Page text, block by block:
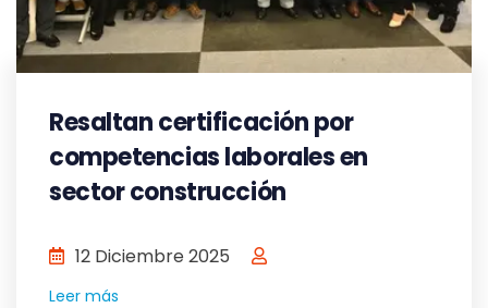
Resaltan certificación por
competencias laborales en
sector construcción
12 Diciembre 2025
Leer más